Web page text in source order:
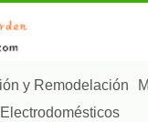
y Remodelación
Electrodomésticos